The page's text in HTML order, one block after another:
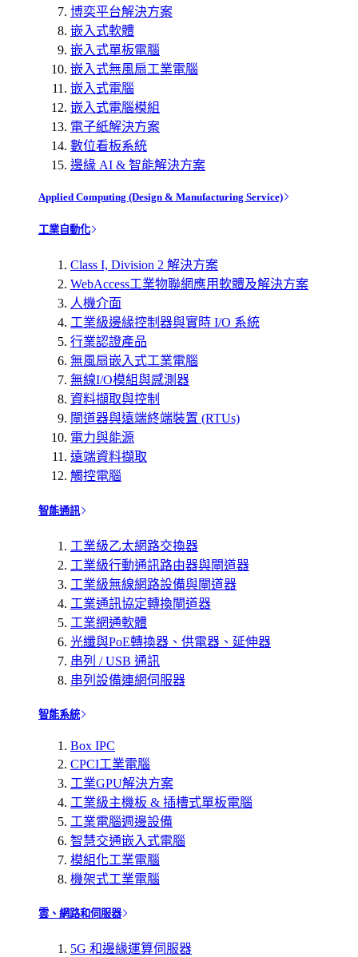
博奕平台解決方案
嵌入式軟體
嵌入式單板電腦
嵌入式無風扇工業電腦
嵌入式電腦
嵌入式電腦模組
電子紙解決方案
數位看板系統
邊緣 AI & 智能解決方案
Applied Computing (Design & Manufacturing Service)
工業自動化
Class I, Division 2 解決方案
WebAccess工業物聯網應用軟體及解決方案
人機介面
工業級邊緣控制器與實時 I/O 系統
行業認證產品
無風扇嵌入式工業電腦
無線I/O模組與感測器
資料擷取與控制
閘道器與遠端終端裝置 (RTUs)
電力與能源
遠端資料擷取
觸控電腦
智能通訊
工業級乙太網路交換器
工業級行動通訊路由器與閘道器
工業級無線網路設備與閘道器
工業通訊協定轉換閘道器
工業網通軟體
光纖與PoE轉換器、供電器、延伸器
串列 / USB 通訊
串列設備連網伺服器
智能系統
Box IPC
CPCI工業電腦
工業GPU解決方案
工業級主機板 & 插槽式單板電腦
工業電腦週邊設備
智慧交通嵌入式電腦
模組化工業電腦
機架式工業電腦
雲、網路和伺服器
5G 和邊緣運算伺服器